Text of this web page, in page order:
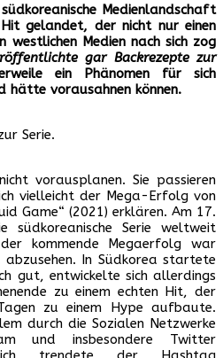
Medienlandschaft
gelandet, der nicht nur einen
westlichen Medien nach sich zog
gar Backrezepte zur
ein Phänomen für sich
hätte vorausahnen können.
Serie.
vorausplanen. Sie passieren
vielleicht der Mega-Erfolg von
Game“ (2021) erklären. Am 17.
südkoreanische Serie weltweit
kommende Megaerfolg war
In Südkorea startete
gut, entwickelte sich allerdings
zu einem echten Hit, der
zu einem Hype aufbaute.
durch die Sozialen Netzwerke
und insbesondere Twitter